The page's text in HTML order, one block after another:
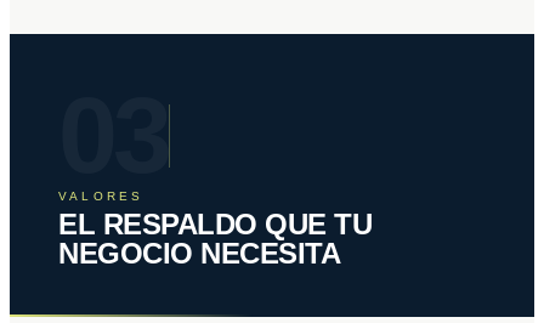
VALORES
EL RESPALDO QUE TU
NEGOCIO NECESITA